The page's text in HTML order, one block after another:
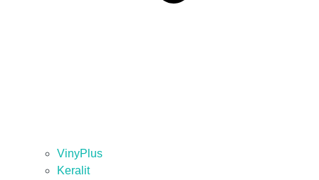
VinyPlus
Keralit